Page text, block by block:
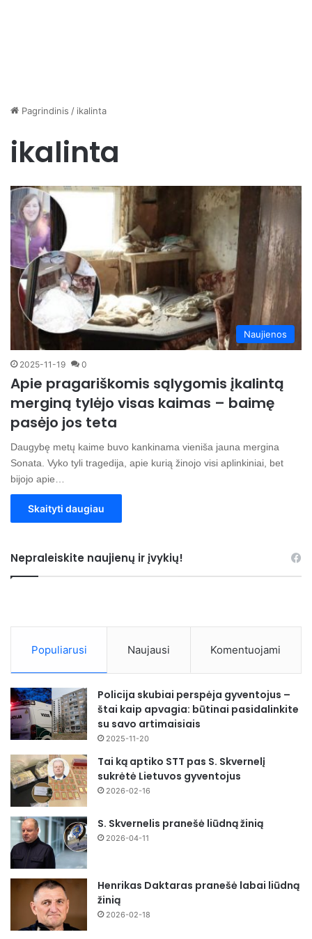
Pagrindinis / ikalinta
ikalinta
Naujienos
2025-11-19 0
Apie pragariškomis sąlygomis įkalintą
merginą tylėjo visas kaimas – baimę
pasėjo jos teta
Daugybę metų kaime buvo kankinama vieniša jauna mergina
Sonata. Vyko tyli tragedija, apie kurią žinojo visi aplinkiniai, bet
bijojo apie…
Skaityti daugiau
Nepraleiskite naujienų ir įvykių!
Populiarusi Naujausi Komentuojami
Policija skubiai perspėja gyventojus –
štai kaip apvagia: būtinai pasidalinkite
su savo artimaisiais
2025-11-20
Tai ką aptiko STT pas S. Skvernelį
sukrėtė Lietuvos gyventojus
2026-02-16
S. Skvernelis pranešė liūdną žinią
2026-04-11
Henrikas Daktaras pranešė labai liūdną
žinią
2026-02-18